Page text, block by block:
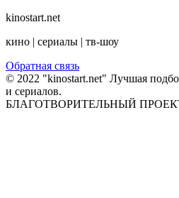
kinostart.net
кино | сериалы | тв-шоу
Обратная связь
© 2022 "kinostart.net" Лучшая
и сериалов.
БЛАГОТВОРИТЕЛЬНЫЙ